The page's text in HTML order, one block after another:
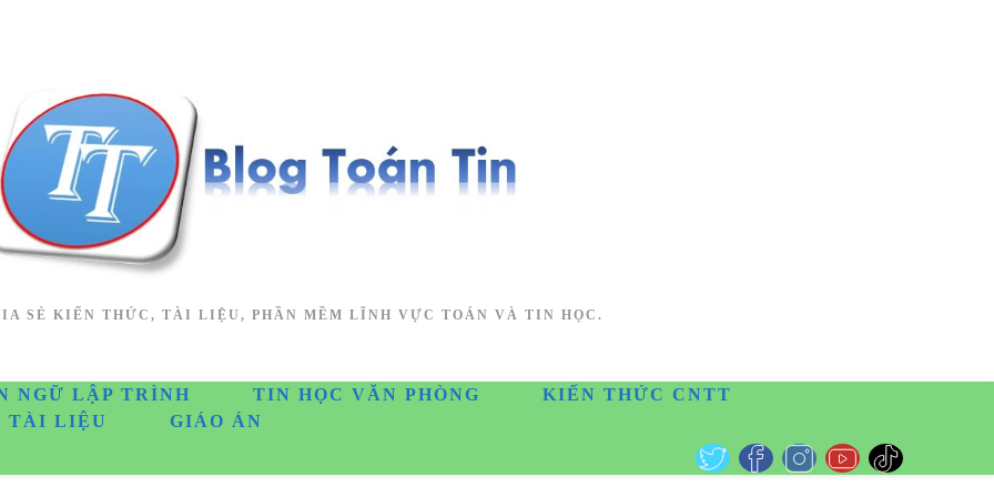
SẺ KIẾN THỨC, TÀI LIỆU, PHẦN MỀM LĨNH VỰC TOÁN VÀ TIN HỌC.
NGỮ LẬP TRÌNH TIN HỌC VĂN PHÒNG
KIẾN THỨC CNTT
TÀI LIỆU GIÁO ÁN